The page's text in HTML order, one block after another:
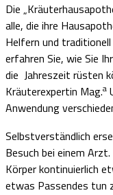
Die
alle, die ihre
Helfern und
erfahren Sie, wie Sie
die Jahreszeit rüsten
Kräuterexpertin Mag.a
Anwendung
Selbstverständlich
Besuch bei einem
Körper kontinuierlich
etwas Passendes tun